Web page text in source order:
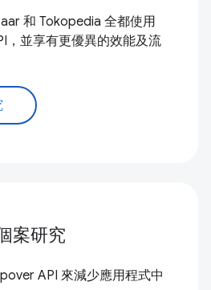
和 Tokopedia 全都使用
，並享有更優異的效能及流
案研究
API 來減少應用程式中